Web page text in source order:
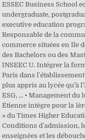
ESSEC Business School
undergraduate,
executive education
Responsable de la
commerce situées en Ile
des Bachelors ou des
INSEEC U. Intégrer la
Paris dans l'établissement
plus appris au lycée qu’à
ESG, ... • Management du
Étienne intègre pour la
» du Times Higher
Conditions d'admission,
enseignées et les